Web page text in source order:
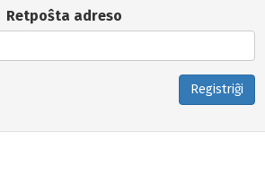
Retpoŝta adreso
Registriĝi